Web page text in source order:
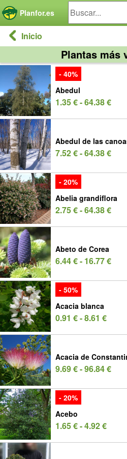
Planfor.es
Inicio
Plantas más
- 40%
Abedul
1.35 € - 64.38 €
Abedul de las
7.52 € - 64.38 €
- 20%
Abelia grandiflora
2.75 € - 64.38 €
Abeto de Corea
6.44 € - 16.77 €
- 50%
Acacia blanca
0.91 € - 8.61 €
Acacia de
9.69 € - 96.84 €
- 20%
Acebo
1.65 € - 4.92 €
Panel de gestión de cookies